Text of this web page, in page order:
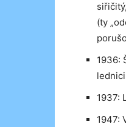
(ty
1936:
1937:
1947: